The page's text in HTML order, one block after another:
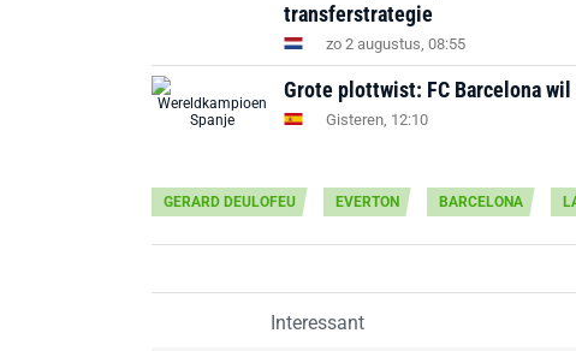
transferstrategie
zo 2 augustus, 08:55
Grote plottwist: FC Barcelona
Gisteren, 12:10
GERARD DEULOFEU EVERTON BARCELONA
Interessant